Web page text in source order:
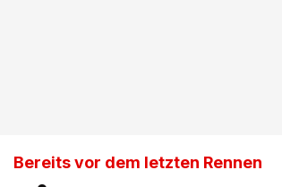
Bereits vor dem letzten Rennen